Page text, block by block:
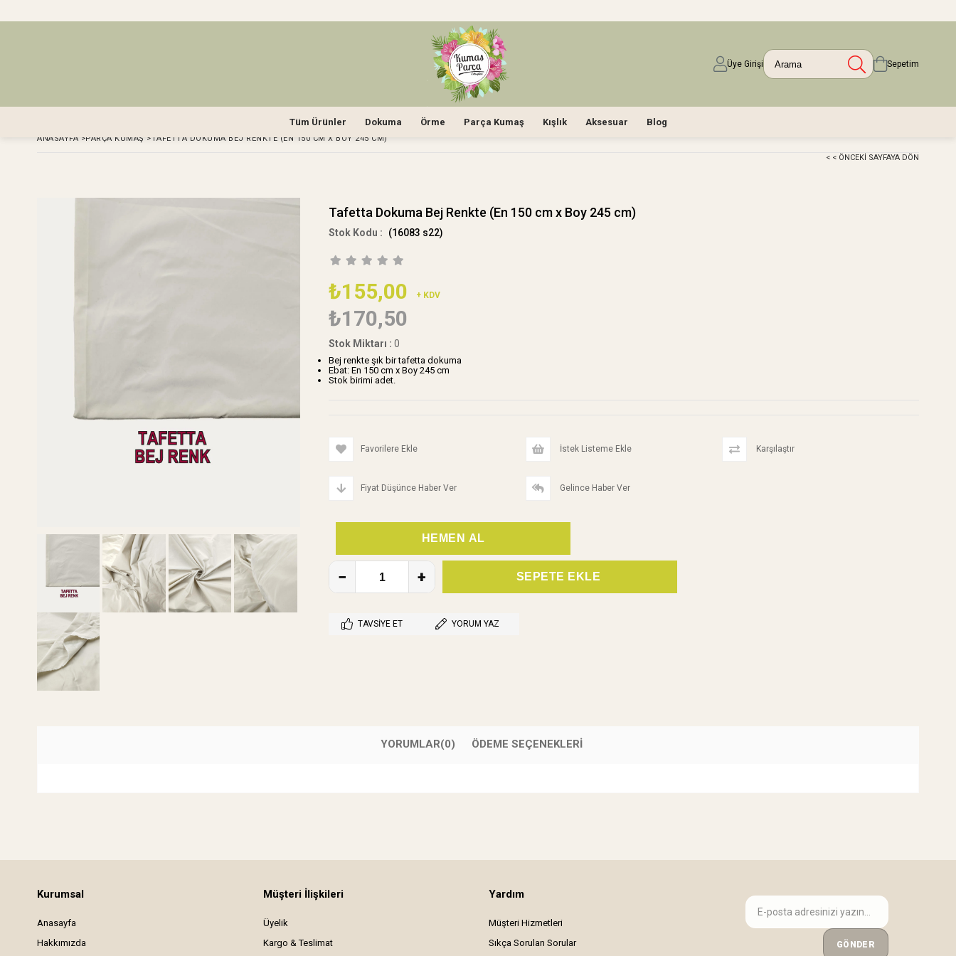
Üye Girişi Sepetim
Tüm Ürünler Dokuma Örme Parça Kumaş Kışlık Aksesuar Blog
ANASAYFA >PARÇA KUMAŞ > TAFETTA DOKUMA BEJ RENKTE (EN 150 CM X BOY 245 CM)
< < ÖNCEKI SAYFAYA DÖN
Tafetta Dokuma Bej Renkte (En 150 cm x Boy 245 cm)
(16083 s22)
₺155,00 + KDV
₺170,50
Stok Miktarı : 0
Bej renkte şık bir tafetta dokuma
Ebat: En 150 cm x Boy 245 cm
Stok birimi adet.
Favorilere Ekle İstek Listeme Ekle Karşılaştır
Fiyat Düşünce Haber Ver Gelince Haber Ver
TAVSIYE ET YORUM YAZ
YORUMLAR(0) ÖDEME SEÇENEKLERI
Kurumsal
Anasayfa
Hakkımızda
Müşteri İlişkileri
Üyelik
Kargo & Teslimat
Yardım
Müşteri Hizmetleri
Sıkça Sorulan Sorular
GÖNDER